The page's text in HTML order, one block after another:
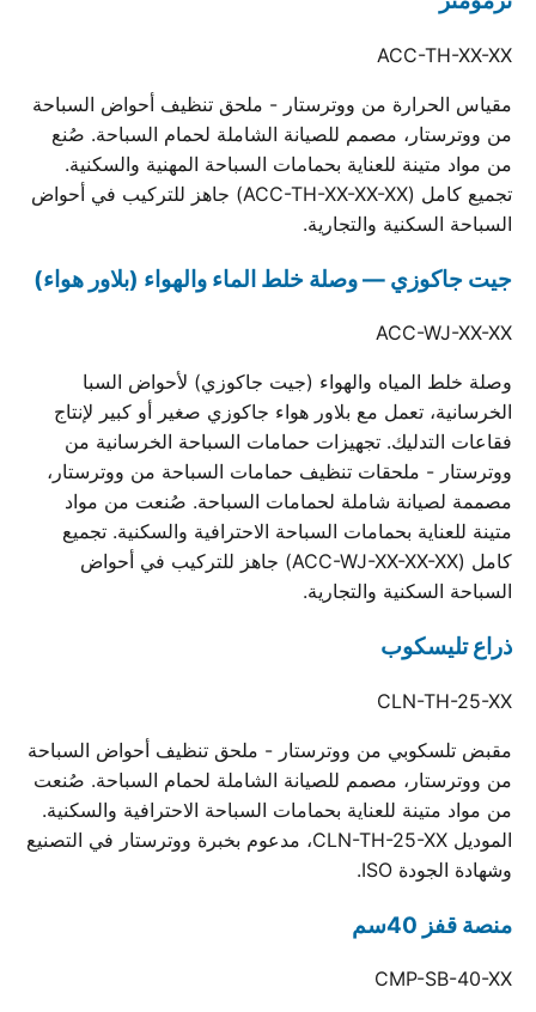
ACC-TH-XX-XX
مقياس الحرارة من ووترستار - ملحق تنظيف أحواض السباحة
من ووترستار، مصمم للصيانة الشاملة لحمام السباحة. صُنع
من مواد متينة للعناية بحمامات السباحة المهنية والسكنية.
تجميع كامل (ACC-TH-XX-XX-XX) جاهز للتركيب في أحواض
السباحة السكنية والتجارية.
جيت جاكوزي — وصلة خلط الماء والهواء (بلاور هواء)
ACC-WJ-XX-XX
وصلة خلط المياه والهواء (جيت جاكوزي) لأحواض السبا
الخرسانية، تعمل مع بلاور هواء جاكوزي صغير أو كبير لإنتاج
فقاعات التدليك. تجهيزات حمامات السباحة الخرسانية من
ووترستار - ملحقات تنظيف حمامات السباحة من ووترستار،
مصممة لصيانة شاملة لحمامات السباحة. صُنعت من مواد
متينة للعناية بحمامات السباحة الاحترافية والسكنية. تجميع
كامل (ACC-WJ-XX-XX-XX) جاهز للتركيب في أحواض
السباحة السكنية والتجارية.
ذراع تليسكوب
CLN-TH-25-XX
مقبض تلسكوبي من ووترستار - ملحق تنظيف أحواض السباحة
من ووترستار، مصمم للصيانة الشاملة لحمام السباحة. صُنعت
من مواد متينة للعناية بحمامات السباحة الاحترافية والسكنية.
الموديل CLN-TH-25-XX، مدعوم بخبرة ووترستار في التصنيع
وشهادة الجودة ISO.
منصة قفز 40سم
CMP-SB-40-XX